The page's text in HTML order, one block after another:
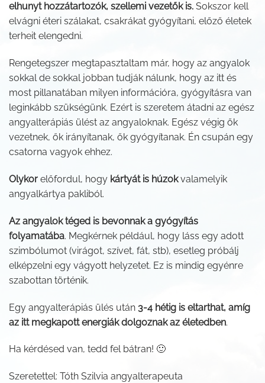
elhunyt hozzátartozók, szellemi vezetők is. Sokszor kell
elvágni éteri szálakat, csakrákat gyógyítani, előző életek
terheit elengedni.
Rengetegszer megtapasztaltam már, hogy az angyalok
sokkal de sokkal jobban tudják nálunk, hogy az itt és
most pillanatában milyen információra, gyógyításra van
leginkább szükségünk. Ezért is szeretem átadni az egész
angyalterápiás ülést az angyaloknak. Egész végig ők
vezetnek, ők irányítanak, ők gyógyítanak. Én csupán egy
csatorna vagyok ehhez.
Olykor előfordul, hogy kártyát is húzokvalamelyik
angyalkártya pakliból.
Az angyalok téged is bevonnak a gyógyítás
folyamatába. Megkérnek például, hogy láss egy adott
szimbólumot (virágot, szívet, fát, stb), esetleg próbálj
elképzelni egy vágyott helyzetet. Ez is mindig egyénre
szabottan történik.
Egy angyalterápiás ülés után 3-4 hétig is eltarthat, amíg
az itt megkapott energiák dolgoznak az életedben.
Ha kérdésed van, tedd fel bátran! 🙂
Szeretettel: Tóth Szilvia angyalterapeuta